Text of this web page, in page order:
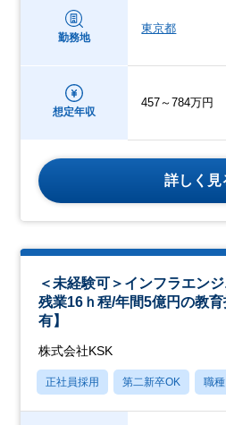
勤務地
東京都
想定年収
457～784万円
詳しく見
＜未経験可＞インフラエン
残業16ｈ程/年間5億円の教
有】
株式会社KSK
正社員採用 第二新卒OK 職